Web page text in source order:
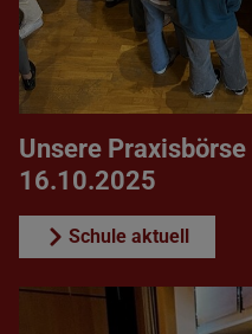
Unsere
16.10.2025
Schule aktuell